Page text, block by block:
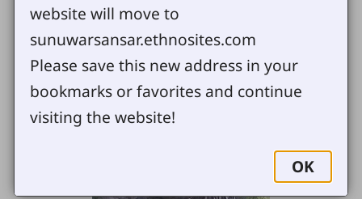
website will move to
sunuwarsansar.ethnosites.com
Please save this new address in your
bookmarks or favorites and continue
visiting the website!
OK